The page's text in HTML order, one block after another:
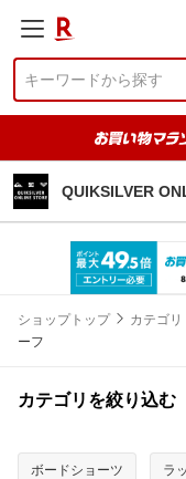
QUIKSILVER
ショップトップ カテゴ
ーフ
カテゴリを絞り込む
ボードショーツ ラ